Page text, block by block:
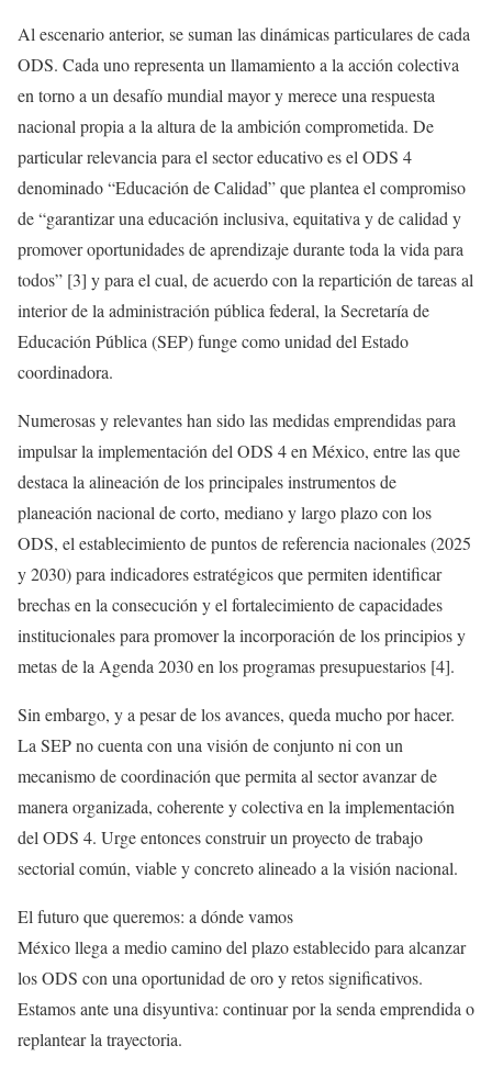
Al escenario anterior, se suman las dinámicas particulares de cada
ODS. Cada uno representa un llamamiento a la acción colectiva
en torno a un desafío mundial mayor y merece una respuesta
nacional propia a la altura de la ambición comprometida. De
particular relevancia para el sector educativo es el ODS 4
denominado “Educación de Calidad” que plantea el compromiso
de “garantizar una educación inclusiva, equitativa y de calidad y
promover oportunidades de aprendizaje durante toda la vida para
todos” [3] y para el cual, de acuerdo con la repartición de tareas al
interior de la administración pública federal, la Secretaría de
Educación Pública (SEP) funge como unidad del Estado
coordinadora.
Numerosas y relevantes han sido las medidas emprendidas para
impulsar la implementación del ODS 4 en México, entre las que
destaca la alineación de los principales instrumentos de
planeación nacional de corto, mediano y largo plazo con los
ODS, el establecimiento de puntos de referencia nacionales (2025
y 2030) para indicadores estratégicos que permiten identificar
brechas en la consecución y el fortalecimiento de capacidades
institucionales para promover la incorporación de los principios y
metas de la Agenda 2030 en los programas presupuestarios [4].
Sin embargo, y a pesar de los avances, queda mucho por hacer.
La SEP no cuenta con una visión de conjunto ni con un
mecanismo de coordinación que permita al sector avanzar de
manera organizada, coherente y colectiva en la implementación
del ODS 4. Urge entonces construir un proyecto de trabajo
sectorial común, viable y concreto alineado a la visión nacional.
El futuro que queremos: a dónde vamos
México llega a medio camino del plazo establecido para alcanzar
los ODS con una oportunidad de oro y retos significativos.
Estamos ante una disyuntiva: continuar por la senda emprendida o
replantear la trayectoria.